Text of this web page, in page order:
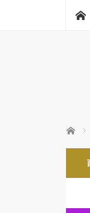
ホーム